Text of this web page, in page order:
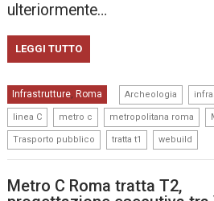
ulteriormente…
LEGGI TUTTO
Infrastrutture, Roma Archeologia
linea C metro c metropolitana roma
Trasporto pubblico tratta t1 webuild
Metro C Roma tratta T2,